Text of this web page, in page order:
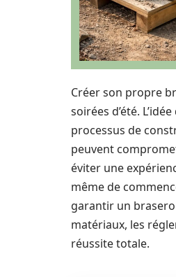
Créer son propre
soirées d’été.
processus de
peuvent
éviter une
même de
garantir un
matériaux, les
réussite totale.